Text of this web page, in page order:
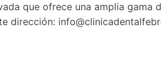
que ofrece una amplia
dirección: